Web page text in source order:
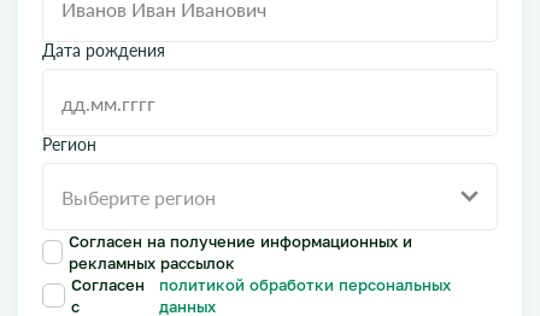
Дата рождения
Регион
Согласен на получение информационных и
рекламных рассылок
Согласен
с
политикой обработки персональных
данных